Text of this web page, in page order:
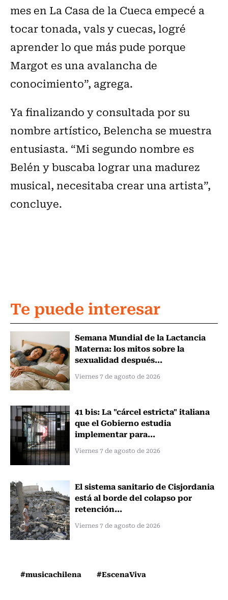
mes en La Casa de la Cueca empecé a
tocar tonada, vals y cuecas, logré
aprender lo que más pude porque
Margot es una avalancha de
conocimiento”, agrega.
Ya finalizando y consultada por su
nombre artístico, Belencha se muestra
entusiasta. “Mi segundo nombre es
Belén y buscaba lograr una madurez
musical, necesitaba crear una artista”,
concluye.
Te puede interesar
Semana Mundial de la Lactancia
Materna: los mitos sobre la
sexualidad después...
Viernes 7 de agosto de 2026
41 bis: La "cárcel estricta" italiana
que el Gobierno estudia
implementar para...
Viernes 7 de agosto de 2026
El sistema sanitario de Cisjordania
está al borde del colapso por
retención...
Viernes 7 de agosto de 2026
#musicachilena #EscenaViva